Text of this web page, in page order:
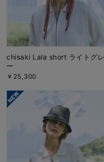
chisaki Lala short ライトグレ
ー
￥25,300